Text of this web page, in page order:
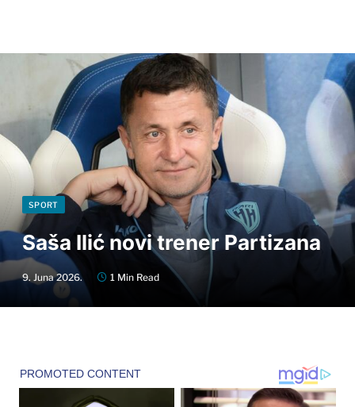
SPORT
Saša Ilić novi trener Partizana
9. Juna 2026. 1 Min Read